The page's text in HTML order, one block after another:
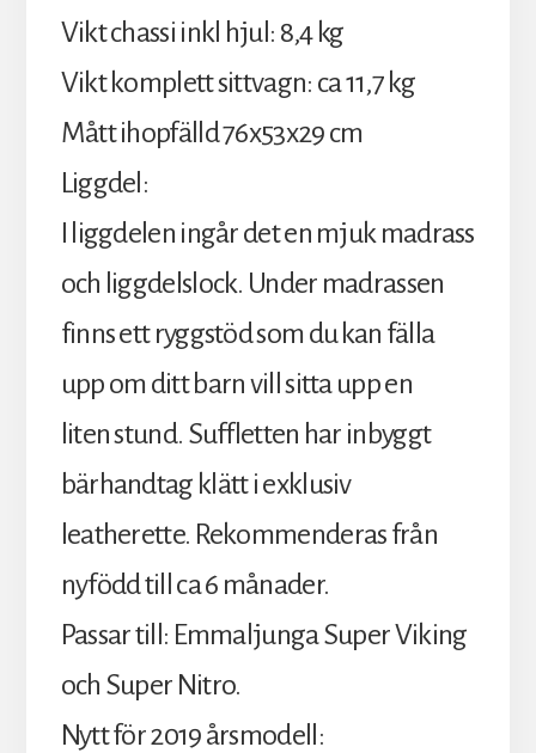
Vikt chassi inkl hjul: 8,4 kg
Vikt komplett sittvagn: ca 11,7 kg
Mått ihopfälld 76x53x29 cm
Liggdel:
I liggdelen ingår det en mjuk madrass
och liggdelslock. Under madrassen
finns ett ryggstöd som du kan fälla
upp om ditt barn vill sitta upp en
liten stund. Suffletten har inbyggt
bärhandtag klätt i exklusiv
leatherette. Rekommenderas från
nyfödd till ca 6 månader.
Passar till: Emmaljunga Super Viking
och Super Nitro.
Nytt för 2019 årsmodell: